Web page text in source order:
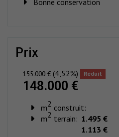
prix
155.000 € (4,52%) Réduit
148.000 €
m2 construit:
1.495 €
m2 terrain:
1.113 €